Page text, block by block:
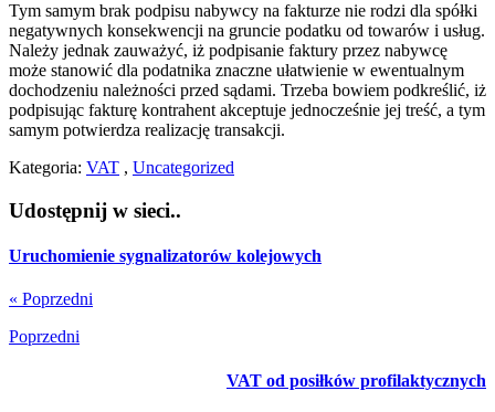
Tym samym brak podpisu nabywcy na fakturze nie rodzi dla spółki
negatywnych konsekwencji na gruncie podatku od towarów i usług.
Należy jednak zauważyć, iż podpisanie faktury przez nabywcę
może stanowić dla podatnika znaczne ułatwienie w ewentualnym
dochodzeniu należności przed sądami. Trzeba bowiem podkreślić, iż
podpisując fakturę kontrahent akceptuje jednocześnie jej treść, a tym
samym potwierdza realizację transakcji.
Kategoria: VAT , Uncategorized
Udostępnij w sieci..
Uruchomienie sygnalizatorów kolejowych
« Poprzedni
Poprzedni
VAT od posiłków profilaktycznych